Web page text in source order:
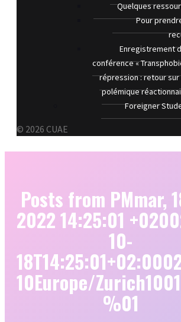
Quelques
Pour
Enregistrement
conférence «
répression : retour sur
polémique
Foreigner
© 2026 CUAE
Posts from PMmar,
2022 14:25:01
10-
10Europe/
%01